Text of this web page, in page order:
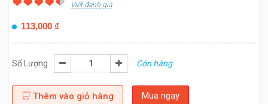
Viết đánh giá
113,000 ₫
Số Lượng Còn hàng
Thêm vào giỏ hàng Mua ngay